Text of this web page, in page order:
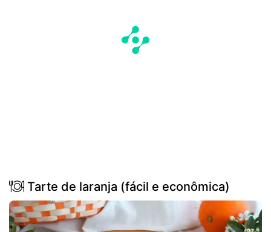
Tarte de laranja (fácil e econômica)